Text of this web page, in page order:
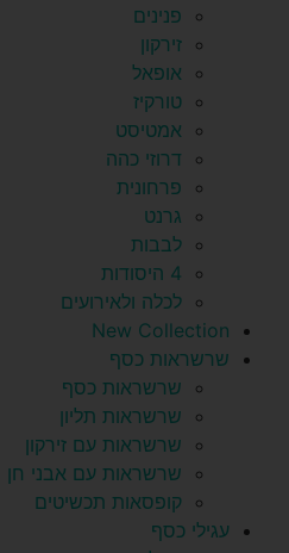
פנינים
זירקון
אופאל
טורקיז
אמטיסט
דרוזי כהה
פרחונית
גרנט
לבבות
4 היסודות
לכלה ולאירועים
New Collection
שרשראות כסף
שרשראות כסף
שרשראות תליון
שרשראות עם זירקון
שרשראות עם אבני חן
קופסאות תכשיטים
עגילי כסף